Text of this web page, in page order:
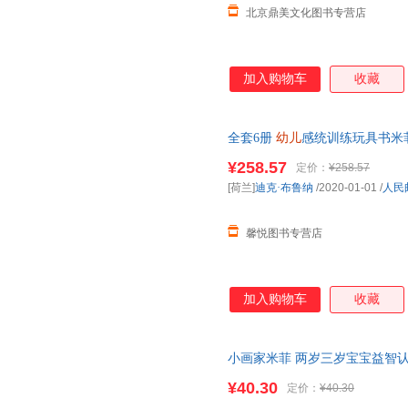
北京鼎美文化图书专营店
加入购物车 收藏
全套6册 幼儿感统训练玩具书米
当客服
¥258.57 定价： ¥258.57
馨悦图书专营店
[荷兰]迪克·布鲁纳 /2020-01-01 /人民
加入购物车 收藏
小画家米菲 两岁三岁宝宝益智
¥40.30 定价： ¥40.30